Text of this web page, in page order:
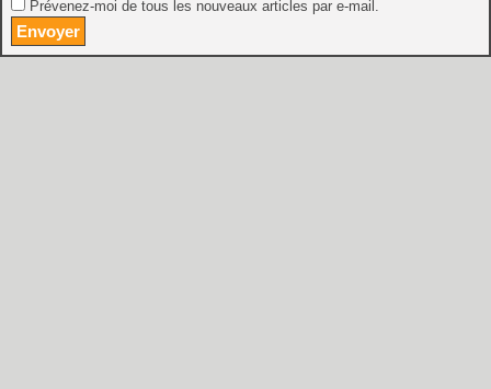
Prévenez-moi de tous les nouveaux articles par e-mail.